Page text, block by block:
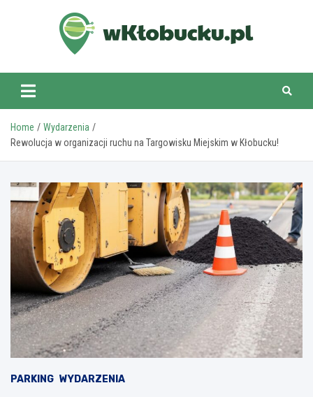
wKlobucku.pl
Home
Wydarzenia
Rewolucja w organizacji ruchu na Targowisku Miejskim w Kłobucku!
PARKING WYDARZENIA